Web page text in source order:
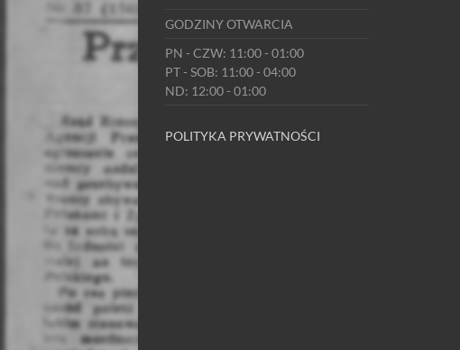
GODZINY OTWARCIA
PN - CZW: 11:00 - 01:00
PT - SOB: 11:00 - 04:00
ND: 12:00 - 01:00
POLITYKA PRYWATNOŚCI